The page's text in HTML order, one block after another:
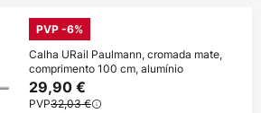
PVP -6%
Calha URail Paulmann, cromada mate,
comprimento 100 cm, alumínio
29,90 €
PVP32,03 €